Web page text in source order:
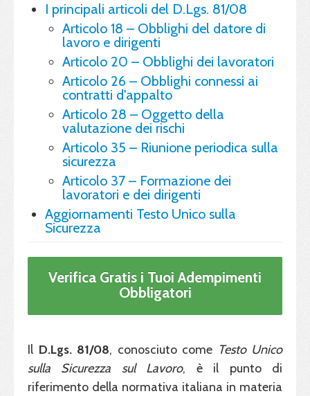
I principali articoli del D.Lgs. 81/08
Articolo 18 – Obblighi del datore di
lavoro e dirigenti
Articolo 20 – Obblighi dei lavoratori
Articolo 26 – Obblighi connessi ai
contratti d'appalto
Articolo 28 – Oggetto della
valutazione dei rischi
Articolo 35 – Riunione periodica sulla
sicurezza
Articolo 37 – Formazione dei
lavoratori e dei dirigenti
Aggiornamenti Testo Unico sulla
Sicurezza
Verifica Gratis i Tuoi Adempimenti
Obbligatori
Il D.Lgs. 81/08, conosciuto come Testo Unico
sulla Sicurezza sul Lavoro, è il punto di
riferimento della normativa italiana in materia